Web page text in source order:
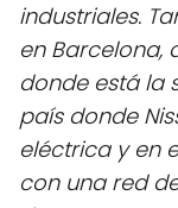
industriales.
en Barcelona,
donde está la
país donde
eléctrica y en
con una red